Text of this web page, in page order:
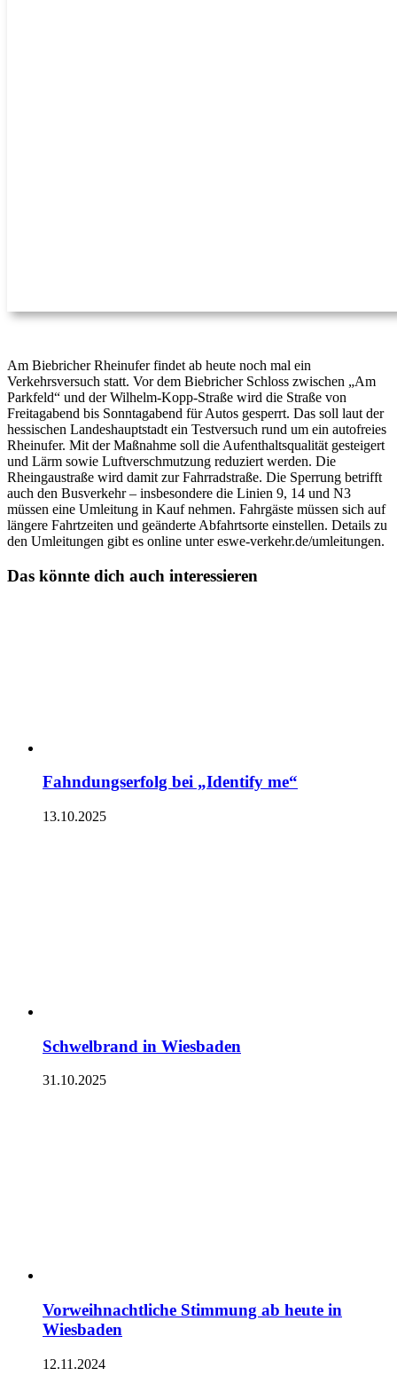
Am Biebricher Rheinufer findet ab heute noch mal ein
Verkehrsversuch statt. Vor dem Biebricher Schloss zwischen „Am
Parkfeld“ und der Wilhelm-Kopp-Straße wird die Straße von
Freitagabend bis Sonntagabend für Autos gesperrt. Das soll laut der
hessischen Landeshauptstadt ein Testversuch rund um ein autofreies
Rheinufer. Mit der Maßnahme soll die Aufenthaltsqualität gesteigert
und Lärm sowie Luftverschmutzung reduziert werden. Die
Rheingaustraße wird damit zur Fahrradstraße. Die Sperrung betrifft
auch den Busverkehr – insbesondere die Linien 9, 14 und N3
müssen eine Umleitung in Kauf nehmen. Fahrgäste müssen sich auf
längere Fahrtzeiten und geänderte Abfahrtsorte einstellen. Details zu
den Umleitungen gibt es online unter eswe-verkehr.de/umleitungen.
Das könnte dich auch interessieren
Fahndungserfolg bei „Identify me“
13.10.2025
Schwelbrand in Wiesbaden
31.10.2025
Vorweihnachtliche Stimmung ab heute in
Wiesbaden
12.11.2024